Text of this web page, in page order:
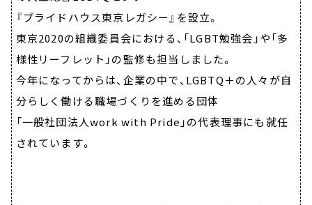
『プライドハウス東京レガシー』を設立。
東京2020の組織委員会における、「LGBT勉強会」や「多
様性リーフレット」の監修も担当しました。
今年になってからは、企業の中で、LGBTQ＋の人々が自
分らしく働ける職場づくりを進める団体
「一般社団法人work with Pride」の代表理事にも就任
されています。